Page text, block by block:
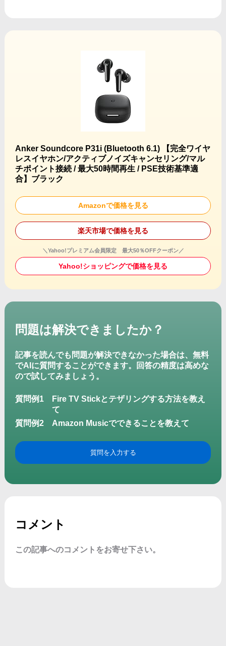
Anker Soundcore P31i (Bluetooth 6.1) 【完全ワイヤ
レスイヤホン/アクティブノイズキャンセリング/マル
チポイント接続 / 最大50時間再生 / PSE技術基準適
合】ブラック
Amazonで価格を見る
楽天市場で価格を見る
＼Yahoo!プレミアム会員限定 最大50％OFFクーポン／
Yahoo!ショッピングで価格を見る
問題は解決できましたか？
記事を読んでも問題が解決できなかった場合は、無料
でAIに質問することができます。回答の精度は高めな
ので試してみましょう。
質問例1
Fire TV Stickとテザリングする方法を教え
て
質問例2
Amazon Musicでできることを教えて
質問を入力する
コメント
この記事へのコメントをお寄せ下さい。